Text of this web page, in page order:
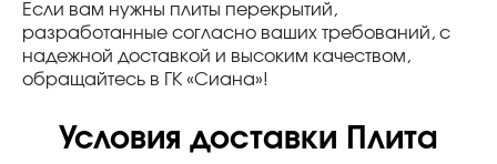
Если вам нужны плиты перекрытий,
разработанные согласно ваших требований, с
надежной доставкой и высоким качеством,
обращайтесь в ГК «Сиана»!
Условия доставки Плита